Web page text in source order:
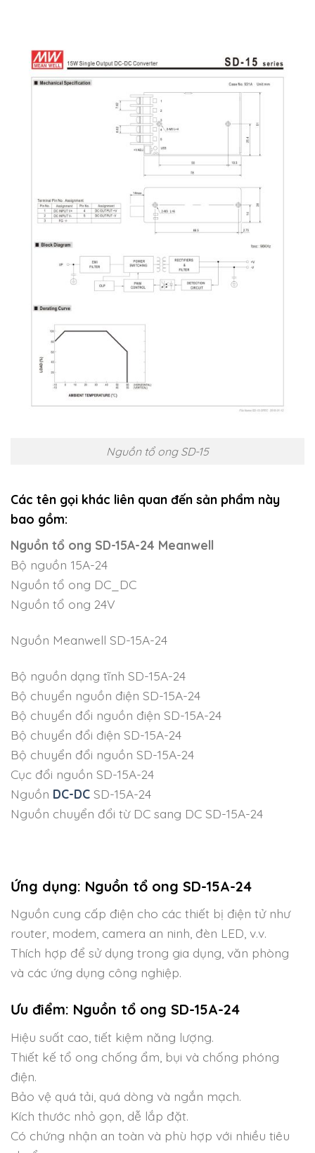
Nguồn tổ ong SD-15
Các tên gọi khác liên quan đến sản phẩm này
bao gồm:
Nguồn tổ ong SD-15A-24 Meanwell
Bộ nguồn 15A-24
Nguồn tổ ong DC_DC
Nguồn tổ ong 24V
Nguồn Meanwell SD-15A-24
Bộ nguồn dạng tĩnh SD-15A-24
Bộ chuyển nguồn điện SD-15A-24
Bộ chuyển đổi nguồn điện SD-15A-24
Bộ chuyển đổi điện SD-15A-24
Bộ chuyển đổi nguồn SD-15A-24
Cục đổi nguồn SD-15A-24
Nguồn DC-DC SD-15A-24
Nguồn chuyển đổi từ DC sang DC SD-15A-24
Ứng dụng: Nguồn tổ ong SD-15A-24
Nguồn cung cấp điện cho các thiết bị điện tử như
router, modem, camera an ninh, đèn LED, v.v.
Thích hợp để sử dụng trong gia dụng, văn phòng
và các ứng dụng công nghiệp.
Ưu điểm: Nguồn tổ ong SD-15A-24
Hiệu suất cao, tiết kiệm năng lượng.
Thiết kế tổ ong chống ẩm, bụi và chống phóng
điện.
Bảo vệ quá tải, quá dòng và ngắn mạch.
Kích thước nhỏ gọn, dễ lắp đặt.
Có chứng nhận an toàn và phù hợp với nhiều tiêu